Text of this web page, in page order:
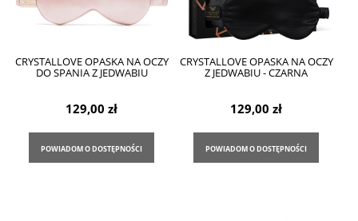
CRYSTALLOVE OPASKA NA OCZY
DO SPANIA Z JEDWABIU
129,00 zł
POWIADOM O DOSTĘPNOŚCI
CRYSTALLOVE OPASKA NA OCZY
Z JEDWABIU - CZARNA
129,00 zł
POWIADOM O DOSTĘPNOŚCI